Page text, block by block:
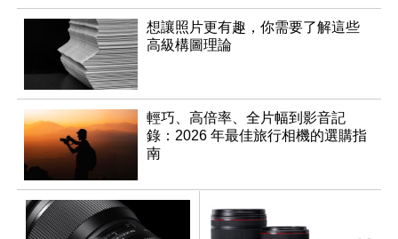
想讓照片更有趣，你需要了解這些
高級構圖理論
輕巧、高倍率、全片幅到影音記
錄：2026 年最佳旅行相機的選購指
南